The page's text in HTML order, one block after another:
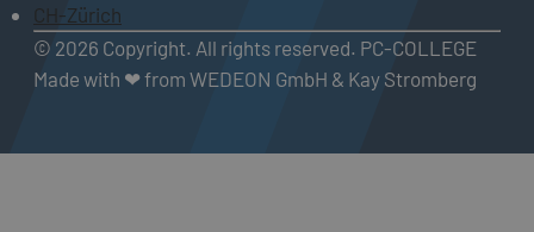
CH-Zürich
© 2026 Copyright. All rights reserved. PC-COLLEGE
Made with ❤ from WEDEON GmbH & Kay Stromberg